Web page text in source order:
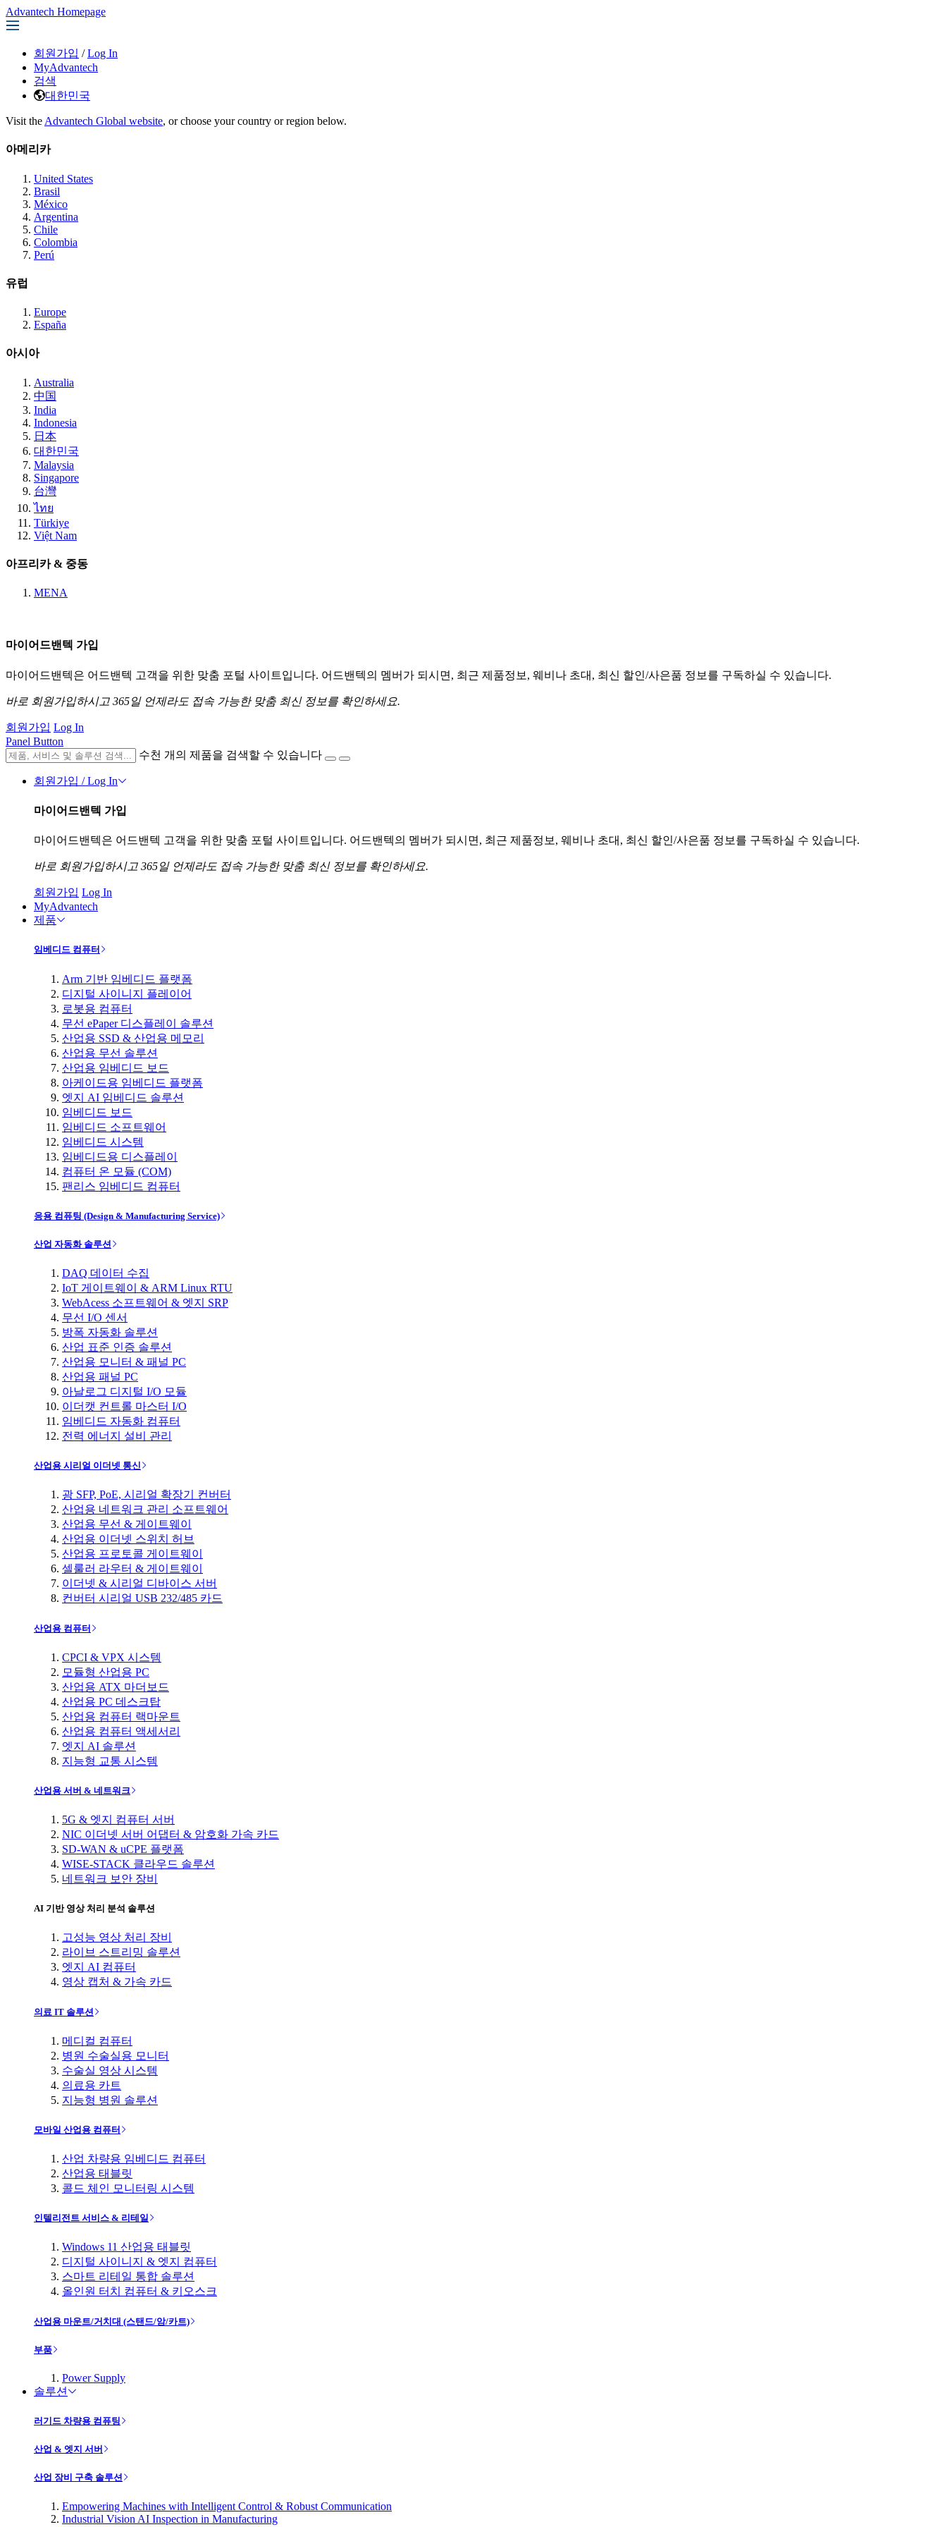
Advantech Homepage
회원가입 / Log In
MyAdvantech
검색
대한민국
Visit the Advantech Global website, or choose your country or region below.
아메리카
United States
Brasil
México
Argentina
Chile
Colombia
Perú
유럽
Europe
España
아시아
Australia
中国
India
Indonesia
日本
대한민국
Malaysia
Singapore
台灣
ไทย
Türkiye
Việt Nam
아프리카 & 중동
MENA
마이어드밴텍 가입
마이어드밴텍은 어드밴텍 고객을 위한 맞춤 포털 사이트입니다. 어드밴텍의 멤버가 되시면, 최근 제품정보, 웨비나 초대, 최신 할인/사은품 정보를 구독하실 수 있습니다.
바로 회원가입하시고 365일 언제라도 접속 가능한 맞춤 최신 정보를 확인하세요.
회원가입 Log In
Panel Button
수천 개의 제품을 검색할 수 있습니다
회원가입 / Log In
마이어드밴텍 가입
마이어드밴텍은 어드밴텍 고객을 위한 맞춤 포털 사이트입니다. 어드밴텍의 멤버가 되시면, 최근 제품정보, 웨비나 초대, 최신 할인/사은품 정보를 구독하실 수 있습니다.
바로 회원가입하시고 365일 언제라도 접속 가능한 맞춤 최신 정보를 확인하세요.
회원가입 Log In
MyAdvantech
제품
임베디드 컴퓨터
Arm 기반 임베디드 플랫폼
디지털 사이니지 플레이어
로봇용 컴퓨터
무선 ePaper 디스플레이 솔루션
산업용 SSD & 산업용 메모리
산업용 무선 솔루션
산업용 임베디드 보드
아케이드용 임베디드 플랫폼
엣지 AI 임베디드 솔루션
임베디드 보드
임베디드 소프트웨어
임베디드 시스템
임베디드용 디스플레이
컴퓨터 온 모듈 (COM)
팬리스 임베디드 컴퓨터
응용 컴퓨팅 (Design & Manufacturing Service)
산업 자동화 솔루션
DAQ 데이터 수집
IoT 게이트웨이 & ARM Linux RTU
WebAcess 소프트웨어 & 엣지 SRP
무선 I/O 센서
방폭 자동화 솔루션
산업 표준 인증 솔루션
산업용 모니터 & 패널 PC
산업용 패널 PC
아날로그 디지털 I/O 모듈
이더캣 컨트롤 마스터 I/O
임베디드 자동화 컴퓨터
전력 에너지 설비 관리
산업용 시리얼 이더넷 통신
광 SFP, PoE, 시리얼 확장기 컨버터
산업용 네트워크 관리 소프트웨어
산업용 무선 & 게이트웨이
산업용 이더넷 스위치 허브
산업용 프로토콜 게이트웨이
셀룰러 라우터 & 게이트웨이
이더넷 & 시리얼 디바이스 서버
컨버터 시리얼 USB 232/485 카드
산업용 컴퓨터
CPCI & VPX 시스템
모듈형 산업용 PC
산업용 ATX 마더보드
산업용 PC 데스크탑
산업용 컴퓨터 랙마운트
산업용 컴퓨터 액세서리
엣지 AI 솔루션
지능형 교통 시스템
산업용 서버 & 네트워크
5G & 엣지 컴퓨터 서버
NIC 이더넷 서버 어댑터 & 암호화 가속 카드
SD-WAN & uCPE 플랫폼
WISE-STACK 클라우드 솔루션
네트워크 보안 장비
AI 기반 영상 처리 분석 솔루션
고성능 영상 처리 장비
라이브 스트리밍 솔루션
엣지 AI 컴퓨터
영상 캡처 & 가속 카드
의료 IT 솔루션
메디컬 컴퓨터
병원 수술실용 모니터
수술실 영상 시스템
의료용 카트
지능형 병원 솔루션
모바일 산업용 컴퓨터
산업 차량용 임베디드 컴퓨터
산업용 태블릿
콜드 체인 모니터링 시스템
인텔리전트 서비스 & 리테일
Windows 11 산업용 태블릿
디지털 사이니지 & 엣지 컴퓨터
스마트 리테일 통합 솔루션
올인원 터치 컴퓨터 & 키오스크
산업용 마운트/거치대 (스탠드/암/카트)
부품
Power Supply
솔루션
러기드 차량용 컴퓨팅
산업 & 엣지 서버
산업 장비 구축 솔루션
Empowering Machines with Intelligent Control & Robust Communication
Industrial Vision AI Inspection in Manufacturing